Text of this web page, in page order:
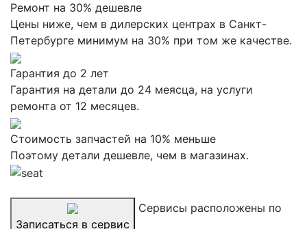
Ремонт на 30% дешевле
Цены ниже, чем в дилерских центрах в Санкт-
Петербурге минимум на 30% при том же качестве.
Гарантия до 2 лет
Гарантия на детали до 24 меясца, на услуги
ремонта от 12 месяцев.
Стоимость запчастей на 10% меньше
Поэтому детали дешевле, чем в магазинах.
Записаться в сервис
Сервисы расположены по